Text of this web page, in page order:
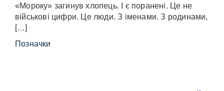
«Мороку» загинув хлопець. І є поранені. Це не
військові цифри. Це люди. З іменами. З родинами,
[…]
Позначки